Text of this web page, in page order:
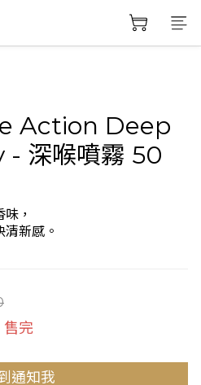
Action Deep
深喉噴霧 50
，
新感。
售完
通知我